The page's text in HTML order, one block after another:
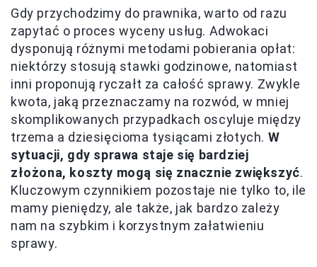
Gdy przychodzimy do prawnika, warto od razu
zapytać o proces wyceny usług. Adwokaci
dysponują różnymi metodami pobierania opłat:
niektórzy stosują stawki godzinowe, natomiast
inni proponują ryczałt za całość sprawy. Zwykle
kwota, jaką przeznaczamy na rozwód, w mniej
skomplikowanych przypadkach oscyluje między
trzema a dziesięcioma tysiącami złotych. W
sytuacji, gdy sprawa staje się bardziej
złożona, koszty mogą się znacznie zwiększyć.
Kluczowym czynnikiem pozostaje nie tylko to, ile
mamy pieniędzy, ale także, jak bardzo zależy
nam na szybkim i korzystnym załatwieniu
sprawy.